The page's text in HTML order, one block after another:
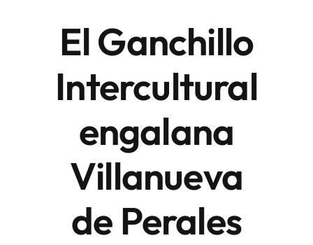
Sede Electrónica
El Ganchillo
Intercultural
engalana
Villanueva
de Perales